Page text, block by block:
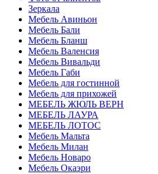
Зеркала
Мебель Авиньон
Мебель Бали
Мебель Бланш
Мебель Валенсия
Мебель Вивальди
Мебель Габи
Мебель для гостинной
Мебель для прихожей
МЕБЕЛЬ ЖЮЛЬ ВЕРН
МЕБЕЛЬ ЛАУРА
МЕБЕЛЬ ЛОТОС
Мебель Мальта
Мебель Милан
Мебель Новаро
Мебель Окаэри